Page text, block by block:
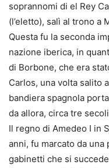
soprannomi di el Rey
(l’eletto), salì al trono a
Questa fu la seconda
nazione iberica, in
di Borbone, che era
Carlos, una volta salito
bandiera spagnola
da allora, circa tre
Il regno di Amedeo I in
anni, fu marcato da
gabinetti che si